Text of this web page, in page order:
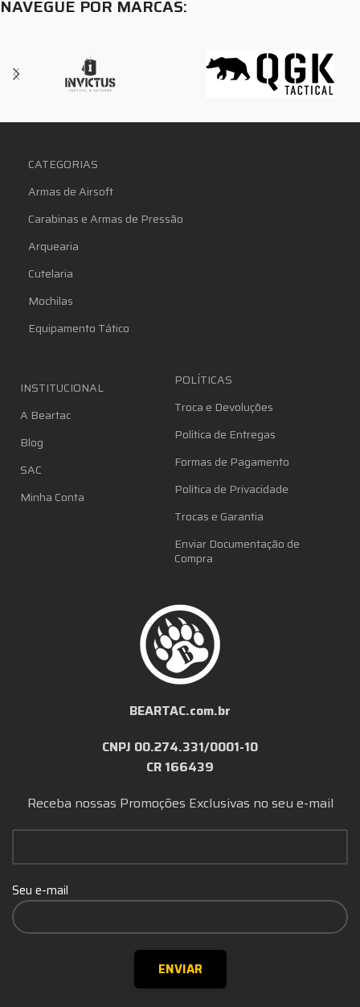
NAVEGUE POR MARCAS:
CATEGORIAS
Armas de Airsoft
Carabinas e Armas de Pressão
Arquearia
Cutelaria
Mochilas
Equipamento Tático
INSTITUCIONAL
A Beartac
Blog
SAC
Minha Conta
POLÍTICAS
Troca e Devoluções
Política de Entregas
Formas de Pagamento
Política de Privacidade
Trocas e Garantia
Enviar Documentação de
Compra
BEARTAC.com.br
CNPJ 00.274.331/0001-10
CR 166439
Receba nossas Promoções Exclusivas no seu e-mail
Seu e-mail